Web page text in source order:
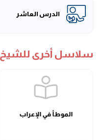
الدرس العاشر
الدرس الحادي عشر
الدرس الثاني عشر
سلاسل أخرى للشيخ
الموطأ في الإعراب